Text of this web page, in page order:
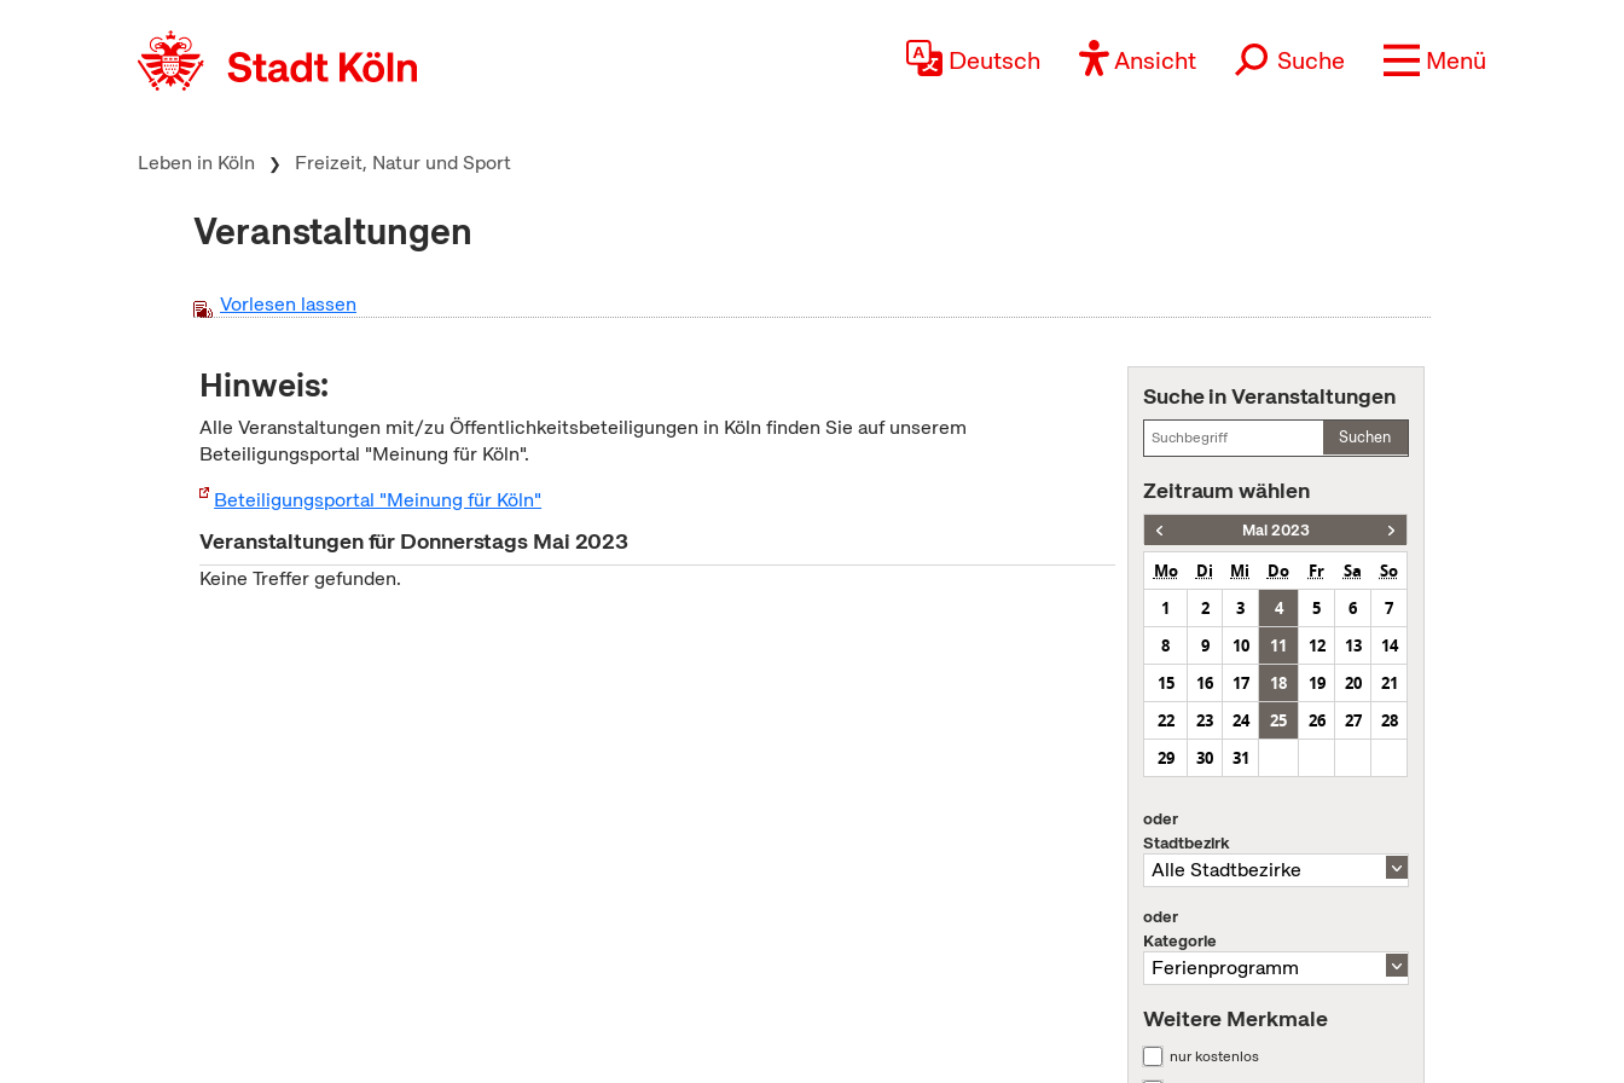
Deutsch Ansicht Suche Menü
Leben in Köln Freizeit, Natur und Sport
Veranstaltungen
Vorlesen lassen
Hinweis:
Alle Veranstaltungen mit/zu Öffentlichkeitsbeteiligungen in Köln finden Sie auf unserem
Beteiligungsportal "Meinung für Köln".
Beteiligungsportal "Meinung für Köln"
Veranstaltungen für Donnerstags Mai 2023
Keine Treffer gefunden.
Suche in Veranstaltungen
Suchen
Zeitraum wählen
Mai 2023
Mo Di Mi Do Fr Sa
So
1
2 3 4 5 6
7
8
9 10 11 12 13
14
15
16 17 18 19 20
21
22
23 24 25 26 27
28
29
30 31
oder
Stadtbezirk
oder
Kategorie
Weitere Merkmale
nur kostenlos